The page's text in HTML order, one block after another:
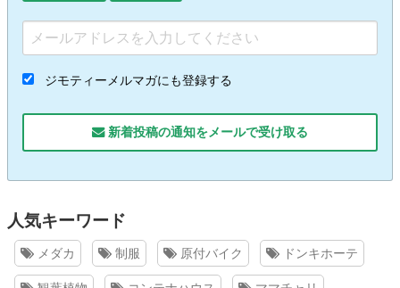
ジモティーメルマガにも登録する
新着投稿の通知をメールで受け取る
人気キーワード
メダカ 制服 原付バイク ドンキホーテ